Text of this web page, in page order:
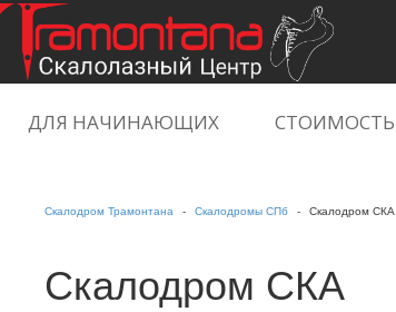
ДЛЯ НАЧИНАЮЩИХ СТОИМОСТЬ
Скалодром Трамонтана Скалодромы СПб Скалодром СКА
Скалодром СКА